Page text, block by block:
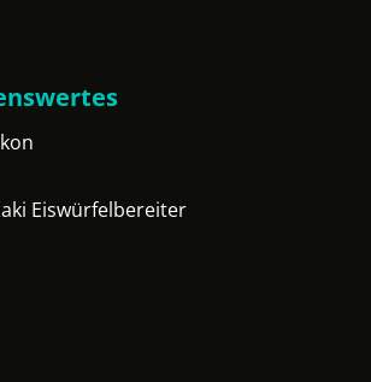
Eiswürfelbereiter